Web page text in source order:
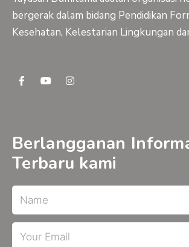
bergerak dalam bidang Pendidikan
Kesehatan, Kelestarian Lingkungan
F
a
k
-
f
Y
o
I
n
a
m
Berlangganan
Terbaru kami
Name
Email